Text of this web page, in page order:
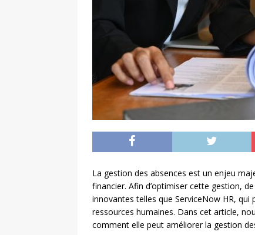
La gestion des absences est un enjeu
financier. Afin d’optimiser cette gestion,
innovantes telles que ServiceNow HR,
ressources humaines. Dans cet article,
comment elle peut améliorer la gestion